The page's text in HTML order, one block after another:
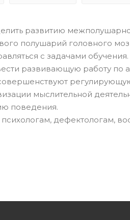
развитию
полушарий головного
с задачами
развивающую работу по
мыслительной
поведения.
дефектологам,